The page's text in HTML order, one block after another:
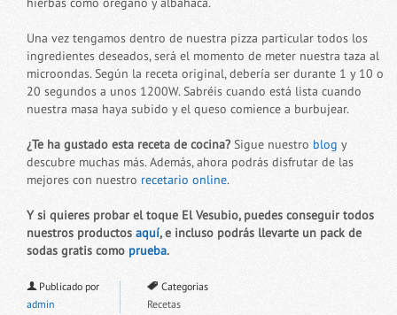
hierbas como orégano y albahaca.
Una vez tengamos dentro de nuestra pizza particular todos los
ingredientes deseados, será el momento de meter nuestra taza al
microondas. Según la receta original, debería ser durante 1 y 10 o
20 segundos a unos 1200W. Sabréis cuando está lista cuando
nuestra masa haya subido y el queso comience a burbujear.
¿Te ha gustado esta receta de cocina? Sigue nuestro blog y
descubre muchas más. Además, ahora podrás disfrutar de las
mejores con nuestro recetario online.
Y si quieres probar el toque El Vesubio, puedes conseguir todos
nuestros productos aquí, e incluso podrás llevarte un pack de
sodas gratis como prueba.
Publicado por
admin
Categorias
Recetas